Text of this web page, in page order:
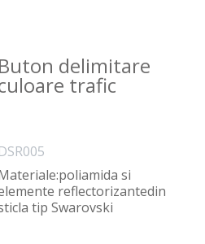
Buton delimitare
trafic
DSR005
si
reflectorizantedin
tip Swarovski